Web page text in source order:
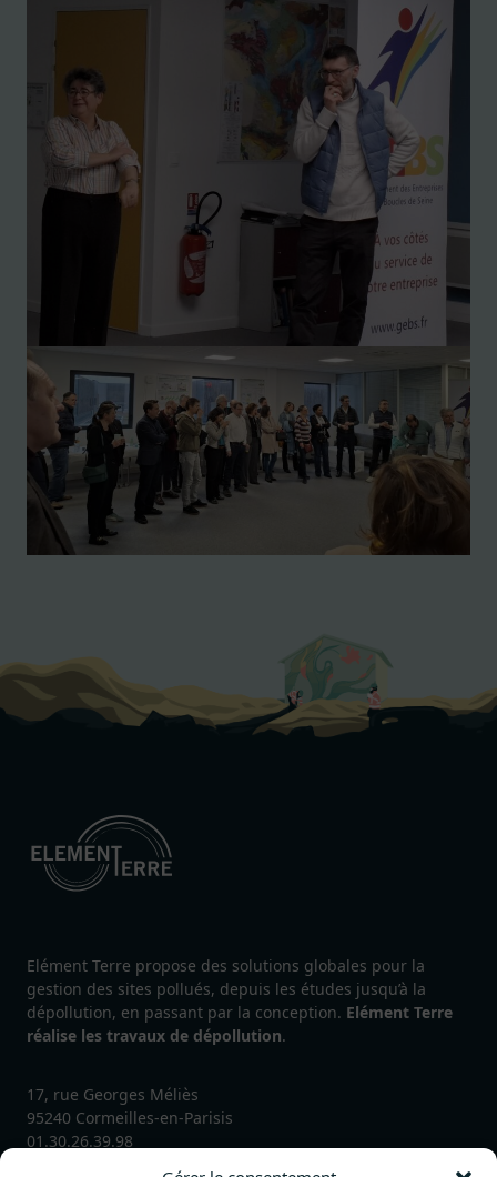
Elément Terre propose des solutions globales pour la
gestion des sites pollués, depuis les études jusqu’à la
dépollution, en passant par la conception. Elément Terre
réalise les travaux de dépollution.
17, rue Georges Méliès
95240 Cormeilles-en-Parisis
01.30.26.39.98